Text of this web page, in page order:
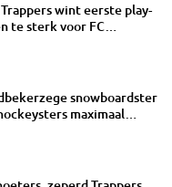
wint eerste play-
te sterk voor FC
snowboardster
maximaal